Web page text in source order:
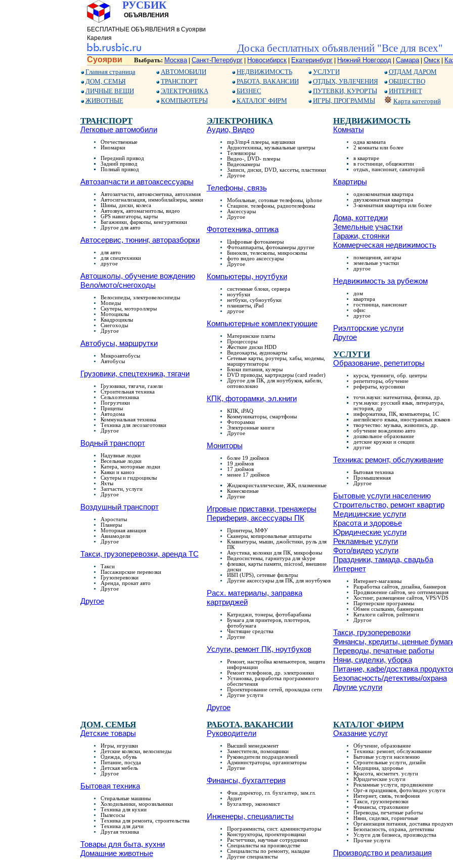
РУСБИК
ОБЪЯВЛЕНИЯ
БЕСПЛАТНЫЕ ОБЪЯВЛЕНИЯ в Суоярви
Карелия
Доска бесплатных объявлений "Все для всех"
Суоярви Выбрать: Москва| Санкт-Петербург Новосибирск Екатеринбург Нижний Новгород Самара| Омск
Главная страница
ДОМ, СЕМЬЯ
ЛИЧНЫЕ ВЕЩИ
ЖИВОТНЫЕ
АВТОМОБИЛИ
ТРАНСПОРТ
ЭЛЕКТРОНИКА
КОМПЬЮТЕРЫ
НЕДВИЖИМОСТЬ
РАБОТА, ВАКАНСИИ
БИЗНЕС
КАТАЛОГ ФИРМ
УСЛУГИ
ОТДЫХ, УВЛЕЧЕНИЯ
ПУТЕВКИ, КУРОРТЫ
ИГРЫ, ПРОГРАММЫ
ОТДАМ ДАРОМ
ОБЩЕСТВО
ИНТЕРНЕТ
Карта категорий
ТРАНСПОРТ
Легковые автомобили
Отечественные
Иномарки
Передний привод
Задний привод
Полный привод
Автозапчасти и автоаксессуары
Автозапчасти, автокосметика, автохимия
Автосигнализация, иммобилайзеры, замки
Шины, диски, колеса
Автозвук, автомагнитолы, видео
GPS навигаторы, карты
Багажники, фаркопы, кенгурятники
Другое для авто
Автосервис, тюнинг, авторазборки
для авто
для спецтехники
другое
Автошколы, обучение вождению
Вело/мото/снегоходы
Велосипеды, электровелосипеды
Мопеды
Скутеры, мотороллеры
Мотоциклы
Квадроциклы
Снегоходы
Другое
Автобусы, маршрутки
Микроавтобусы
Автобусы
Грузовики, спецтехника, тягачи
Грузовики, тягачи, газели
Строительная техника
Сельхозтехника
Погрузчики
Прицепы
Автодома
Коммунальная техника
Техника для лесозаготовки
Другое
Водный транспорт
Надувные лодки
Весельные лодки
Катера, моторные лодки
Каяки и каноэ
Скутеры и гидроциклы
Яхты
Запчасти, услуги
Другое
Воздушный транспорт
Аэростаты
Планеры
Моторная авиация
Авиамодели
Другое
Такси, грузоперевозки, аренда ТС
Такси
Пассажирские перевозки
Грузоперевозки
Аренда, прокат авто
Другое
Другое
ЭЛЕКТРОНИКА
Аудио, Видео
mp3/mp4 плееры, наушники
Аудиотехника, музыкальные центры
Телевизоры
Видео-, DVD- плееры
Видеокамеры
Записи, диски, DVD, кассеты, пластинки
Другое
Телефоны, связь
Мобильные, сотовые телефоны, iphone
Стацион. телефоны, радиотелефоны
Аксессуары
Другое
Фототехника, оптика
Цифровые фотокамеры
Фотоаппараты, фотокамеры другие
Бинокли, телескопы, микроскопы
фото видео аксессуары
Другое
Компьютеры, ноутбуки
системные блоки, сервера
ноутбуки
нетбуки, субноутбуки
планшеты, iPad
другое
Компьютерные комплектующие
Материнские платы
Процессоры
Жесткие диски HDD
Видеокарты, аудиокарты
Сетевые карты, роутеры, хабы, модемы,
маршрутизаторы
Блоки питания, кулеры
DVD приводы, картридеры (card reader)
Другое для ПК, для ноутбуков, кабели,
оптоволокно
КПК, фоторамки, эл.книги
КПК, iPAQ
Коммуникаторы, смартфоны
Фоторамки
Электронные книги
Другое
Мониторы
более 19 дюймов
19 дюймов
17 дюймов
менее 17 дюймов
Жидкокристаллические, ЖК, плазменные
Кинескопные
Другие
Игровые приставки, тренажеры
Периферия, аксессуары ПК
Принтеры, МФУ
Сканеры, копировальные аппараты
Клавиатуры, мыши, джойстики, руль для
ПК
Акустика, колонки для ПК, микрофоны
Видеосистемы, гарнитура для skype
флешки, карты памяти, microsd, внешние
диски
ИБП (UPS), сетевые фильтры
Другие аксессуары для ПК, для ноутбуков
Расх. материалы, заправка
картриджей
Катриджи, тонеры, фотобарабаны
Бумага для принтеров, плоттеров,
фотобумага
Чистящие средства
Другие
Услуги, ремонт ПК, ноутбуков
Ремонт, настройка компьютеров, защита
информации
Ремонт телефонов, др. электроники
Установка, разработка программного
обеспечения
Проектирование сетей, прокладка сети
Другие услуги
Другое
НЕДВИЖИМОСТЬ
Комнаты
одна комната
2 комнаты или более
в квартире
в гостинице, общежитии
отдых, пансионат, санаторий
Квартиры
однокомнатная квартира
двухкомнатная квартира
3-комнатная квартира или более
Дома, коттеджи
Земельные участки
Гаражи, стоянки
Коммерческая недвижимость
помещения, ангары
земельные участки
другое
Недвижимость за рубежом
дом
квартира
гостиница, пансионат
офис
другое
Риэлторские услуги
Другое
УСЛУГИ
Образование, репетиторы
курсы, тренинги, обр. центры
репетиторы, обучение
рефераты, курсовики
точн.науки: математика, физика, др.
гум.науки: русский язык, литература,
история, др
информатика, ПК, компьютеры, 1С
английского языка, иностранных языков
творчество: музыка, живопись, др.
обучение вождению авто
дошкольное образование
детские кружки и секции
другие
Техника: ремонт, обслуживание
Бытовая техника
Промышленная
Другое
Бытовые услуги населению
Строительство, ремонт квартир
Медицинские услуги
Красота и здоровье
Юридические услуги
Рекламные услуги
Фото/видео услуги
Праздники, тамада, свадьба
Интернет
Интернет-магазины
Разработка сайтов, дизайна, баннеров
Продвижение сайтов, seo оптимизация
Хостинг, размещение сайтов, VPS/VDS
Партнерские программы
Обмен ссылками, баннерами
Каталоги сайтов, рейтинги
Другое
Такси, грузоперевозки
Финансы, кредиты, ценные
Переводы, печатные работы
Няни, сиделки, уборка
Питание, кафе/доставка
Безопасность/детективы/охрана
Другие услуги
ДОМ, СЕМЬЯ
Детские товары
Игры, игрушки
Детские коляски, велосипеды
Одежда, обувь
Питание, посуда
Детская мебель
Другое
Бытовая техника
Стиральные машины
Холодильники, морозильники
Техника для кухни
Пылесосы
Техника для ремонта, строительства
Техника для дачи
Другая техника
Товары для быта, кухни
Домашние животные
РАБОТА, ВАКАНСИИ
Руководители
Высший менеджмент
Заместители, помощники
Руководители подразделений
Администраторы, организаторы
Другие
Финансы, бухгалтерия
Фин.директор, гл. бухгалтер, зам.гл.
Аудит
Бухгалтер, экономист
Инженеры, специалисты
Программисты, сист. администраторы
Конструкторы, проектировщики
Расчетчики, научные сотрудники
Специалисты на производстве
Специалисты по ремонту, наладке
Другие специалисты
КАТАЛОГ ФИРМ
Оказание услуг
Обучение, образование
Техника: ремонт, обслуживание
Бытовые услуги населению
Строительные услуги, дизайн
Медицина, здоровье
Красота, косметич. услуги
Юридические услуги
Рекламные услуги, продвижение
Орг-я праздников, фото/видео услуги
Интернет, связь, телефония
Такси, грузоперевозки
Финансы, страхование
Переводы, печатные работы
Няни, сиделки, горничные
Организация питания, доставка
Безопасность, охрана, детективы
Услуги для бизнеса, производства
Прочие услуги
Производство и реализация